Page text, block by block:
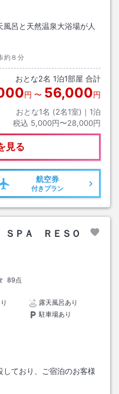
呂と天然温泉大浴場が人
約８分
おとな2名 1泊1部屋 合計
円 〜 56,000円
おとな1名 (2名1室)｜ 1泊
税込 5,000円〜28,000円
見る
航空券
付きプラン
ＳＰＡ ＲＥＳＯ
89点
露天風呂あり
駐車場あり
しており、ご宿泊のお客様